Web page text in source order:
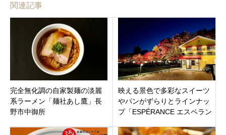
関連記事
完全無化調の自家製麺の淡麗
系ラーメン「麺社あし鷹」長
野市中御所
映える景色で多彩なスイーツ
やパンがずらりとラインナッ
プ「ESPÉRANCE エスペラン
湖町